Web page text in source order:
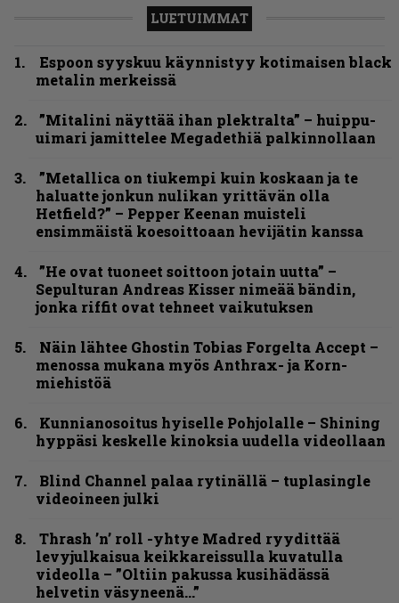
LUETUIMMAT
Espoon syyskuu käynnistyy kotimaisen black
metalin merkeissä
”Mitalini näyttää ihan plektralta” – huippu-
uimari jamittelee Megadethiä palkinnollaan
”Metallica on tiukempi kuin koskaan ja te
haluatte jonkun nulikan yrittävän olla
Hetfield?” – Pepper Keenan muisteli
ensimmäistä koesoittoaan hevijätin kanssa
”He ovat tuoneet soittoon jotain uutta” –
Sepulturan Andreas Kisser nimeää bändin,
jonka riffit ovat tehneet vaikutuksen
Näin lähtee Ghostin Tobias Forgelta Accept –
menossa mukana myös Anthrax- ja Korn-
miehistöä
Kunnianosoitus hyiselle Pohjolalle – Shining
hyppäsi keskelle kinoksia uudella videollaan
Blind Channel palaa rytinällä – tuplasingle
videoineen julki
Thrash ’n’ roll -yhtye Madred ryydittää
levyjulkaisua keikkareissulla kuvatulla
videolla – ”Oltiin pakussa kusihädässä
helvetin väsyneenä…”